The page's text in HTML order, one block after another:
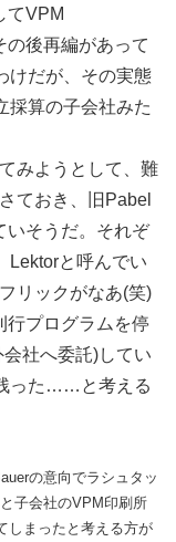
てVPM
後再編があって
けだが、その実態
採算の子会社みた
みようとして、難
ておき、旧Pabel
いそうだ。それぞ
Lektorと呼んでい
リックがなあ(笑)
行プログラムを停
社へ委託)してい
った……と考える
の意向でラシュタッ
子会社のVPM印刷所
しまったと考える方が